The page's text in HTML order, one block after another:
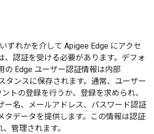
ずれかを介して Apigee Edge にアクセ
、認証を受ける必要があります。デフォ
の Edge ユーザー認証情報は内部
タンスに保存されます。通常、ユーザー
トの登録を行うか、登録を求められ、
ー名、メールアドレス、パスワード認証
タデータを提供します。この情報は認証
管理されます。